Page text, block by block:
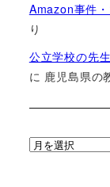
Amazon事件
り
公立学校の先
に 鹿児島県の
ア